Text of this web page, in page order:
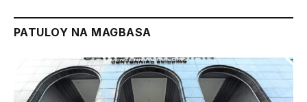
PATULOY NA MAGBASA